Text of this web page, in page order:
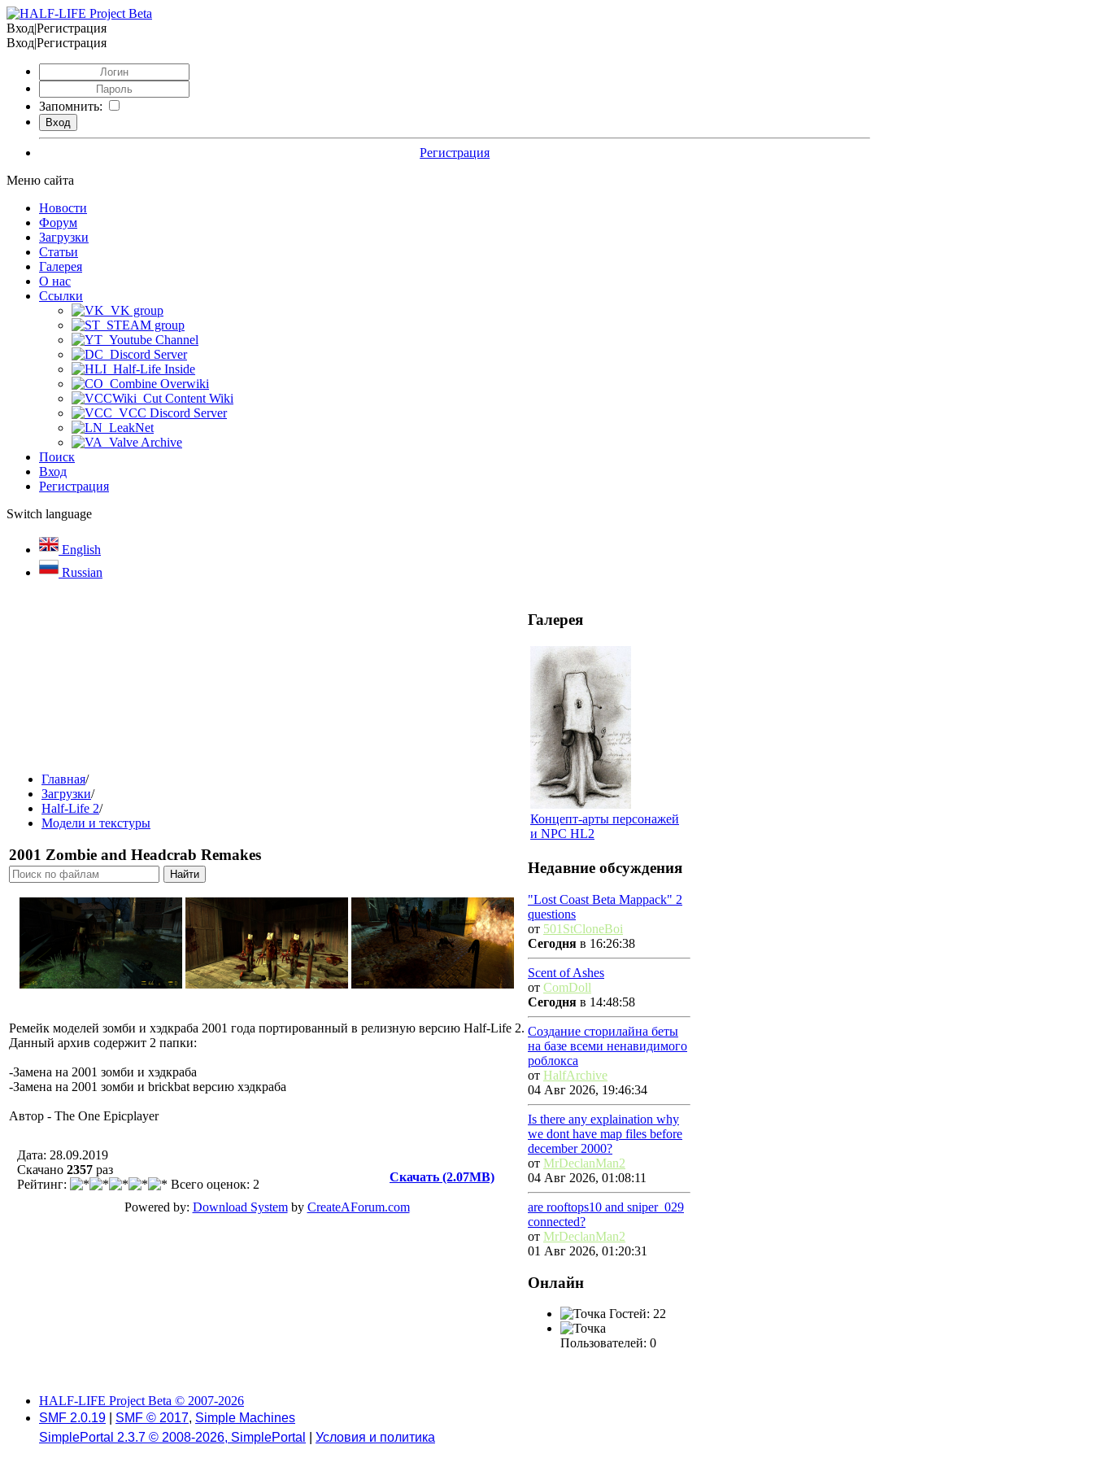
Вход|Регистрация
Вход|Регистрация
Запомнить:
Регистрация
Меню сайта
Новости
Форум
Загрузки
Статьи
Галерея
О нас
Ссылки
VK group
STEAM group
Youtube Channel
Discord Server
Half-Life Inside
Combine Overwiki
Cut Content Wiki
VCC Discord Server
LeakNet
Valve Archive
Поиск
Вход
Регистрация
Switch language
English
Russian
Главная/
Загрузки/
Half-Life 2/
Модели и текстуры
2001 Zombie and Headcrab Remakes
Ремейк моделей зомби и хэдкраба 2001 года портированный в релизную версию Half-Life 2.
Данный архив содержит 2 папки:
-Замена на 2001 зомби и хэдкраба
-Замена на 2001 зомби и brickbat версию хэдкраба
Автор - The One Epicplayer
Дата: 28.09.2019
Скачано 2357 раз
Рейтинг:
Всего оценок: 2
Скачать (2.07MB)
Powered by: Download Systemby CreateAForum.com
Галерея
Концепт-арты персонажей
и NPC HL2
Недавние обсуждения
"Lost Coast Beta Mappack" 2
questions
от 501StCloneBoi
Сегодня в 16:26:38
Scent of Ashes
от ComDoll
Сегодня в 14:48:58
Создание сторилайна беты
на базе всеми ненавидимого
роблокса
от HalfArchive
04 Авг 2026, 19:46:34
Is there any explaination why
we dont have map files before
december 2000?
от MrDeclanMan2
04 Авг 2026, 01:08:11
are rooftops10 and sniper_029
connected?
от MrDeclanMan2
01 Авг 2026, 01:20:31
Онлайн
Гостей: 22
Пользователей: 0
HALF-LIFE Project Beta © 2007-2026
SMF 2.0.19
SMF © 2017, Simple Machines
SimplePortal 2.3.7 © 2008-2026, SimplePortal
Условия и политика